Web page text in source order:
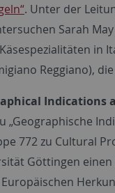
. Unter der
Sarah
in
Reggiano),
Indications
„Geographische
772 zu Cultural
Göttingen